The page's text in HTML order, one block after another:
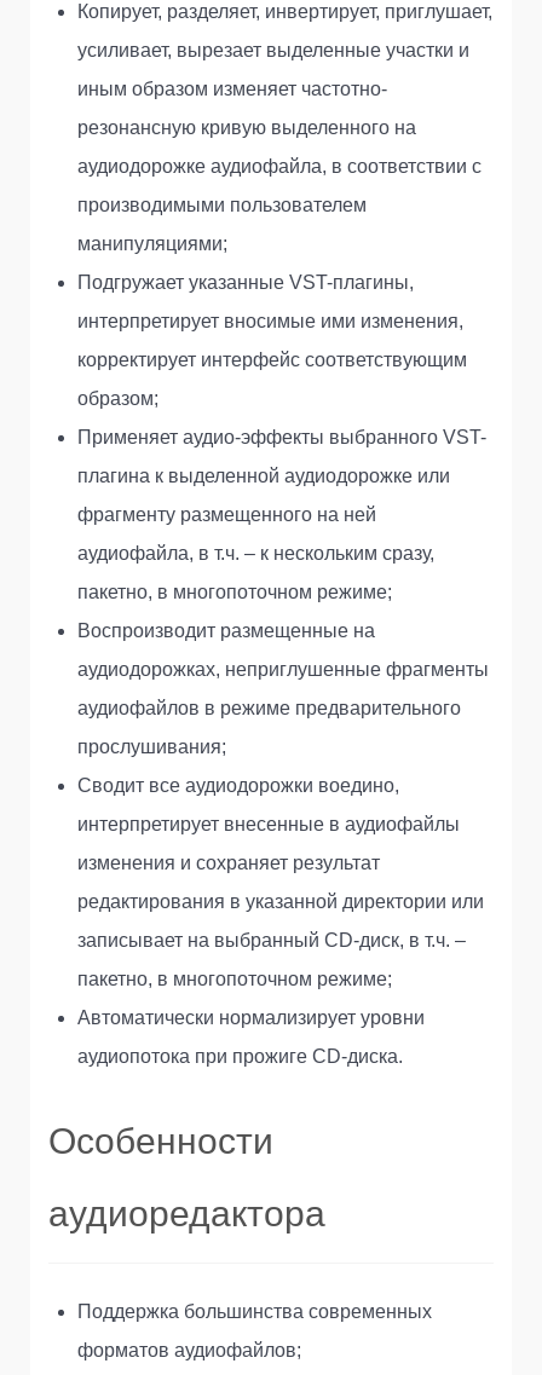
Копирует, разделяет, инвертирует, приглушает,
усиливает, вырезает выделенные участки и
иным образом изменяет частотно-
резонансную кривую выделенного на
аудиодорожке аудиофайла, в соответствии с
производимыми пользователем
манипуляциями;
Подгружает указанные VST-плагины,
интерпретирует вносимые ими изменения,
корректирует интерфейс соответствующим
образом;
Применяет аудио-эффекты выбранного VST-
плагина к выделенной аудиодорожке или
фрагменту размещенного на ней
аудиофайла, в т.ч. – к нескольким сразу,
пакетно, в многопоточном режиме;
Воспроизводит размещенные на
аудиодорожках, неприглушенные фрагменты
аудиофайлов в режиме предварительного
прослушивания;
Сводит все аудиодорожки воедино,
интерпретирует внесенные в аудиофайлы
изменения и сохраняет результат
редактирования в указанной директории или
записывает на выбранный CD-диск, в т.ч. –
пакетно, в многопоточном режиме;
Автоматически нормализирует уровни
аудиопотока при прожиге CD-диска.
Особенности
аудиоредактора
Поддержка большинства современных
форматов аудиофайлов;